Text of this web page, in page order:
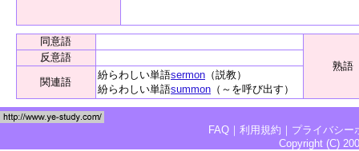
同意語
熟語
反意語
関連語
紛らわしい単語sermon （説教）
紛らわしい単語summon （～を呼び出す）
FAQ ｜ 利用規約 ｜ プライバシー
Copyright (C)